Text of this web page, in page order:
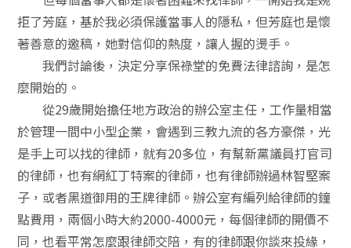
拒了芳庭，基於我必須保護當事人的隱私，但芳庭也是懷
著善意的邀稿，她對信仰的熱度，讓人握的燙手。
我們討論後，決定分享保祿堂的免費法律諮詢，是怎
麼開始的。
從29歲開始擔任地方政治的辦公室主任，工作量相當
於管理一間中小型企業，會遇到三教九流的各方豪傑，光
是手上可以找的律師，就有20多位，有幫新黨議員打官司
的律師，也有網紅丁特案的律師，也有律師辦過林智堅案
子，或者黑道御用的王牌律師。辦公室有編列給律師的鐘
點費用，兩個小時大約2000-4000元，每個律師的開價不
同，也看平常怎麼跟律師交陪，有的律師跟你談來投緣，